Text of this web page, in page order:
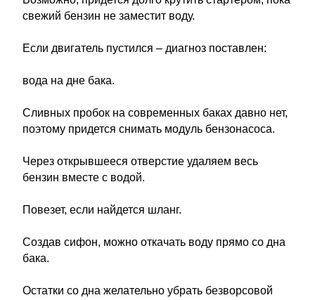
свежий бензин не заместит воду.
Если двигатель пустился – диагноз поставлен:
вода на дне бака.
Сливных пробок на современных баках давно нет,
поэтому придется снимать модуль бензонасоса.
Через открывшееся отверстие удаляем весь
бензин вместе с водой.
Повезет, если найдется шланг.
Создав сифон, можно откачать воду прямо со дна
бака.
Остатки со дна желательно убрать безворсовой